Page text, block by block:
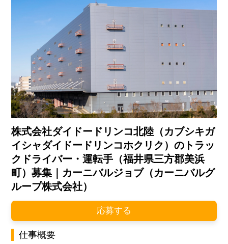
株式会社ダイドードリンコ北陸（カブシキガ
イシャダイドードリンコホクリク）のトラッ
クドライバー・運転手（福井県三方郡美浜
町）募集｜カーニバルジョブ（カーニバルグ
ループ株式会社）
応募する
仕事概要